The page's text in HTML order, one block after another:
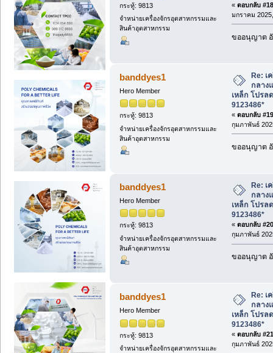
กระทู้: 9813
จำหน่ายเครื่องจักรอุตสาหกรรมและ
สินค้าอุตสาหกรรม
« ตอบกลับ
มกราคม
ขออนุญาต
banddyes1
Hero Member
กระทู้: 9813
จำหน่ายเครื่องจักรอุตสาหกรรมและ
สินค้าอุตสาหกรรม
Re: เ
กลาง
เหล็ก โปรล
9123486*
« ตอบกลับ
กุมภาพันธ์
ขออนุญาต
banddyes1
Hero Member
กระทู้: 9813
จำหน่ายเครื่องจักรอุตสาหกรรมและ
สินค้าอุตสาหกรรม
Re: เ
กลาง
เหล็ก โปรล
9123486*
« ตอบกลับ
กุมภาพันธ์
ขออนุญาต
banddyes1
Hero Member
กระทู้: 9813
จำหน่ายเครื่องจักรอุตสาหกรรมและ
Re: เ
กลาง
เหล็ก โปรล
9123486*
« ตอบกลับ
กุมภาพันธ์